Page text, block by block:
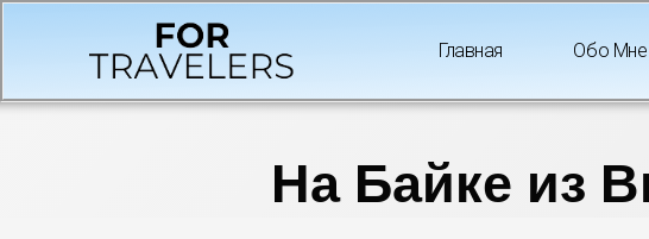
Главная Обо Мне
На Байке из